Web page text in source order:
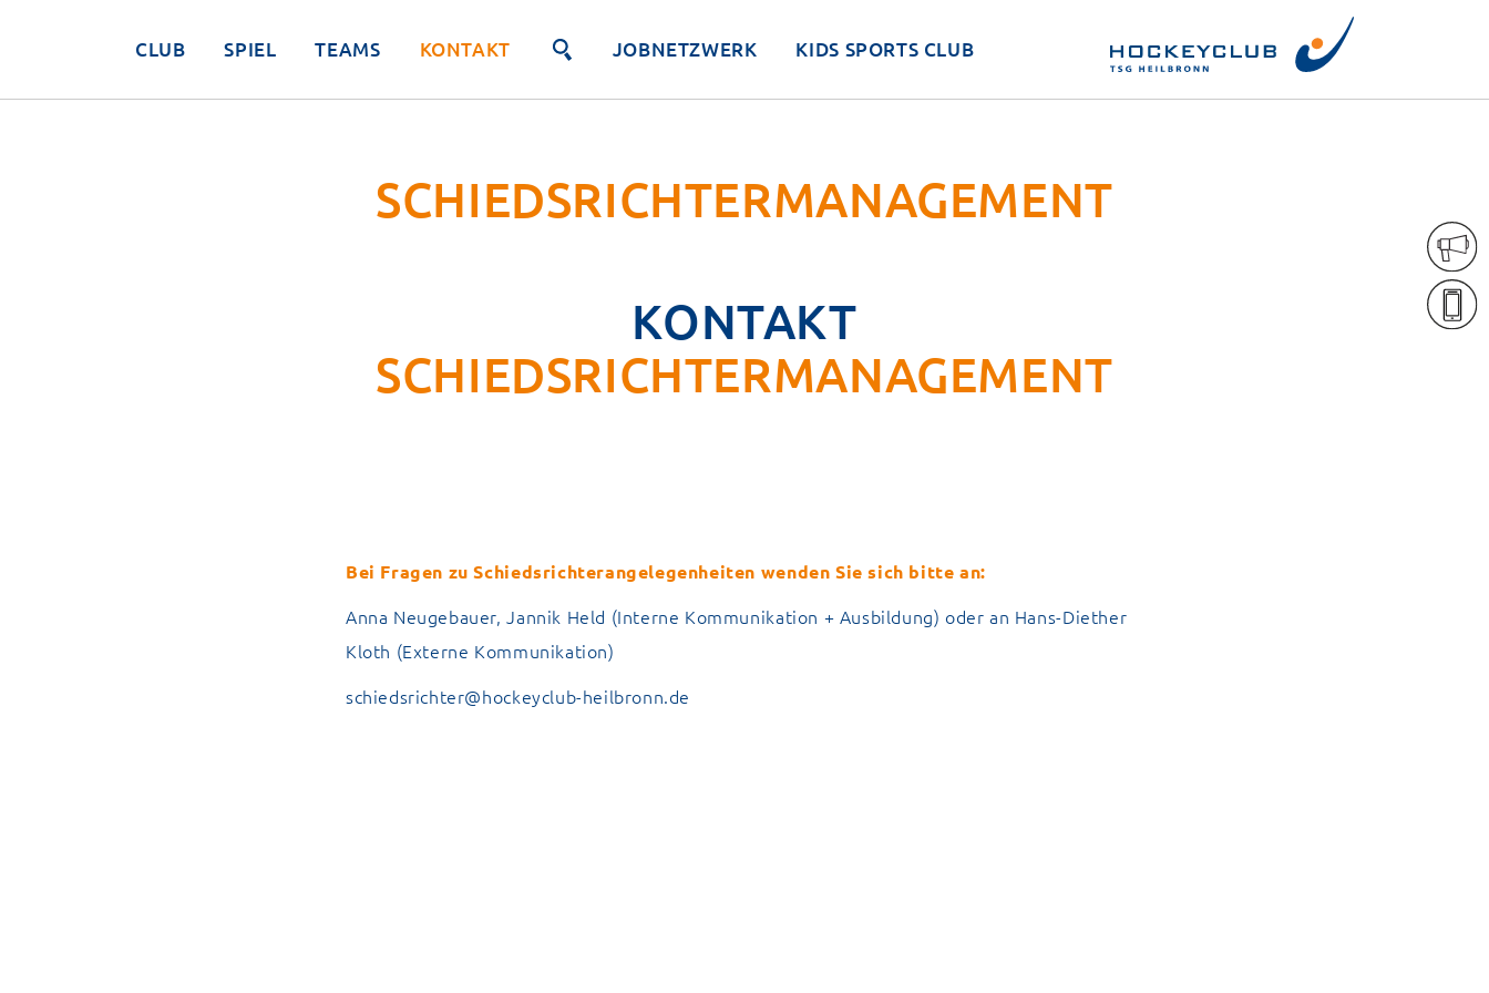
CLUB SPIEL TEAMS KONTAKT JOBNETZWERK KIDS SPORTS CLUB
SCHIEDSRICHTERMANAGEMENT
KONTAKT
SCHIEDSRICHTERMANAGEMENT
Bei Fragen zu Schiedsrichterangelegenheiten wenden Sie sich bitte an:
Anna Neugebauer, Jannik Held (Interne Kommunikation + Ausbildung) oder an Hans-Diether
Kloth (Externe Kommunikation)
schiedsrichter@hockeyclub-heilbronn.de